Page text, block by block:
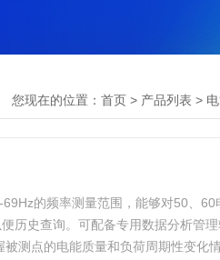
您现在的位置： 首页 > 产品列表 >
的频率测量范围，能够对50、60
历史查询。可配备专用数据分析管
测点的电能质量和负荷周期性变化